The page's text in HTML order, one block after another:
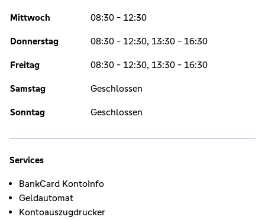
Mittwoch 08:30 - 12:30
Donnerstag 08:30 - 12:30, 13:30 - 16:30
Freitag 08:30 - 12:30, 13:30 - 16:30
Samstag Geschlossen
Sonntag Geschlossen
Services
BankCard KontoInfo
Geldautomat
Kontoauszugdrucker